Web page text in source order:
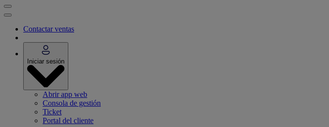
Contactar ventas
Iniciar sesión
Abrir app web
Consola de gestión
Ticket
Portal del cliente